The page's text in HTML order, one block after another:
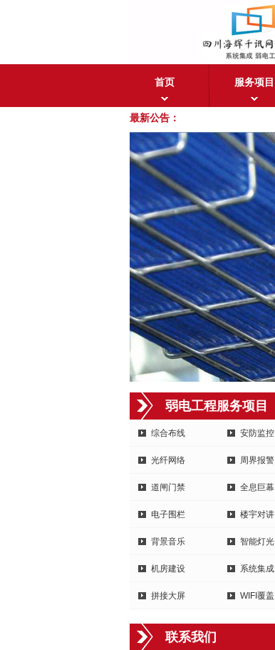
首页 服务项目
最新公告：
弱电工程服务项目
综合布线 安防监控
光纤网络 周界报警
道闸门禁 全息巨幕
电子围栏 楼宇对讲
背景音乐 智能灯光
机房建设 系统集成
拼接大屏 WIFI覆盖
联系我们